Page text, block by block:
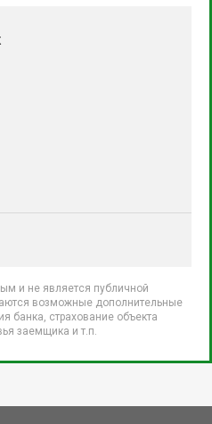
и не является публичной
возможные дополнительные
банка, страхование объекта
заемщика и т.п.